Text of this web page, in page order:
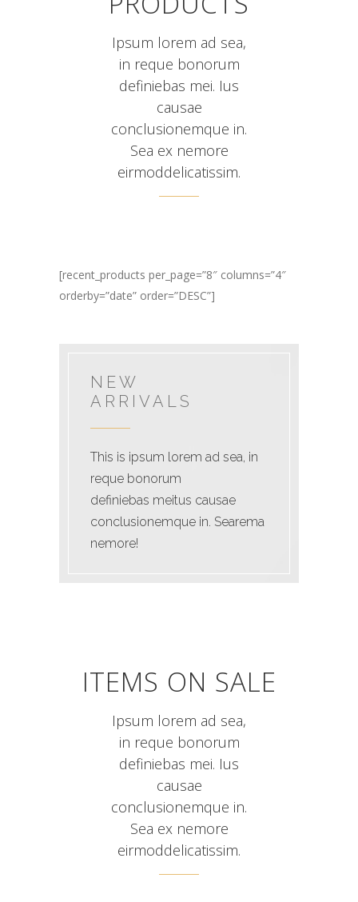
Ipsum lorem ad sea,
in reque bonorum
definiebas mei. Ius
causae
conclusionemque in.
Sea ex nemore
eirmoddelicatissim.
[recent_products per_page=”8″ columns=”4″
orderby=”date” order=”DESC”]
NEW
ARRIVALS
This is ipsum lorem ad sea, in
reque bonorum
definiebas meitus causae
conclusionemque in. Searema
nemore!
ITEMS ON SALE
Ipsum lorem ad sea,
in reque bonorum
definiebas mei. Ius
causae
conclusionemque in.
Sea ex nemore
eirmoddelicatissim.